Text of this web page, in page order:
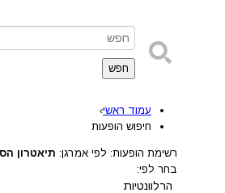
חפש
עמוד ראשי›
חיפוש הופעות
רשימת הופעות: לפי אמרגן: תיאטרון
בחר לפי:
הרלוונטיות